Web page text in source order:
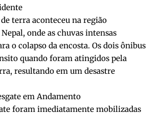
terra aconteceu na região
onde as chuvas intensas
o colapso da encosta. Os dois ônibus
quando foram atingidos pela
resultando em um desastre
em Andamento
foram imediatamente mobilizadas